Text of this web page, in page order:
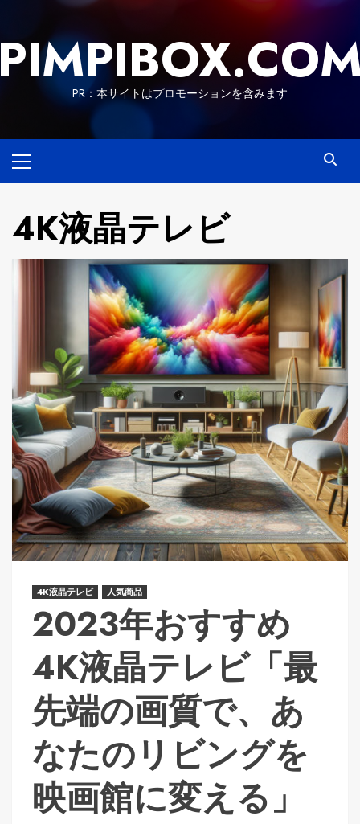
content
PR：本サイトはプロモーションを含みます
Menu
4K液晶テレビ
4K液晶テレビ 人気商品
2023年おすすめ
4K液晶テレビ「最
先端の画質で、あ
なたのリビングを
映画館に変える」